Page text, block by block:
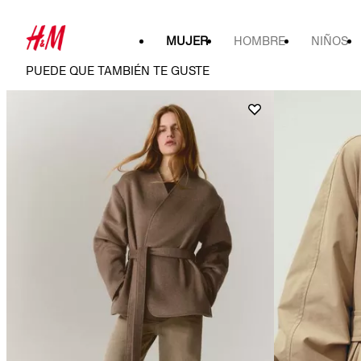
MUJER HOMBRE NIÑOS
PUEDE QUE TAMBIÉN TE GUSTE